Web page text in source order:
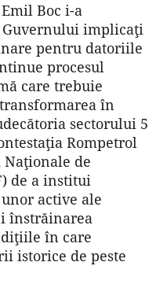
Boc i-a
implicaţi
pentru datoriile
procesul
care trebuie
în
sectorului 5
Rompetrol
de
de a institui
active ale
înstrăinarea
în care
istorice de peste